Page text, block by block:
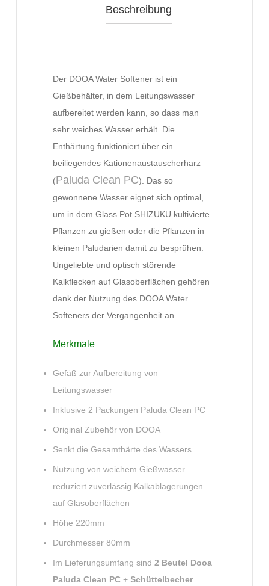
Beschreibung
Der DOOA Water Softener ist ein
Gießbehälter, in dem Leitungswasser
aufbereitet werden kann, so dass man
sehr weiches Wasser erhält. Die
Enthärtung funktioniert über ein
beiliegendes Kationenaustauscherharz
(Paluda Clean PC). Das so
gewonnene Wasser eignet sich optimal,
um in dem Glass Pot SHIZUKU kultivierte
Pflanzen zu gießen oder die Pflanzen in
kleinen Paludarien damit zu besprühen.
Ungeliebte und optisch störende
Kalkflecken auf Glasoberflächen gehören
dank der Nutzung des DOOA Water
Softeners der Vergangenheit an.
Merkmale
Gefäß zur Aufbereitung von
Leitungswasser
Inklusive 2 Packungen Paluda Clean PC
Original Zubehör von DOOA
Senkt die Gesamthärte des Wassers
Nutzung von weichem Gießwasser
reduziert zuverlässig Kalkablagerungen
auf Glasoberflächen
Höhe 220mm
Durchmesser 80mm
Im Lieferungsumfang sind 2 Beutel Dooa
Paluda Clean PC+ Schüttelbecher